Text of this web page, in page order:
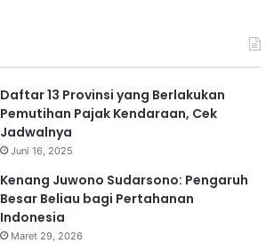
Daftar 13 Provinsi yang Berlakukan
Pemutihan Pajak Kendaraan, Cek
Jadwalnya
Juni 16, 2025
Kenang Juwono Sudarsono: Pengaruh
Besar Beliau bagi Pertahanan
Indonesia
Maret 29, 2026